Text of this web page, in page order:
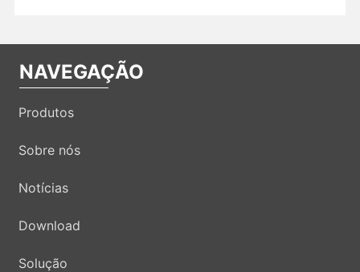
NAVEGAÇÃO
Produtos
Sobre nós
Notícias
Download
Solução